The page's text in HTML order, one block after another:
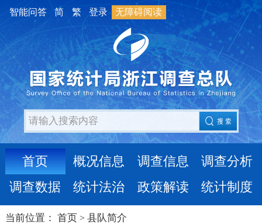
智能问答 简 繁 登录 无障碍阅读
首页 概况信息 调查信息
调查分析
调查数据
统计法治 政策解读 统计制度
当前位置： 首页 > 县队简介